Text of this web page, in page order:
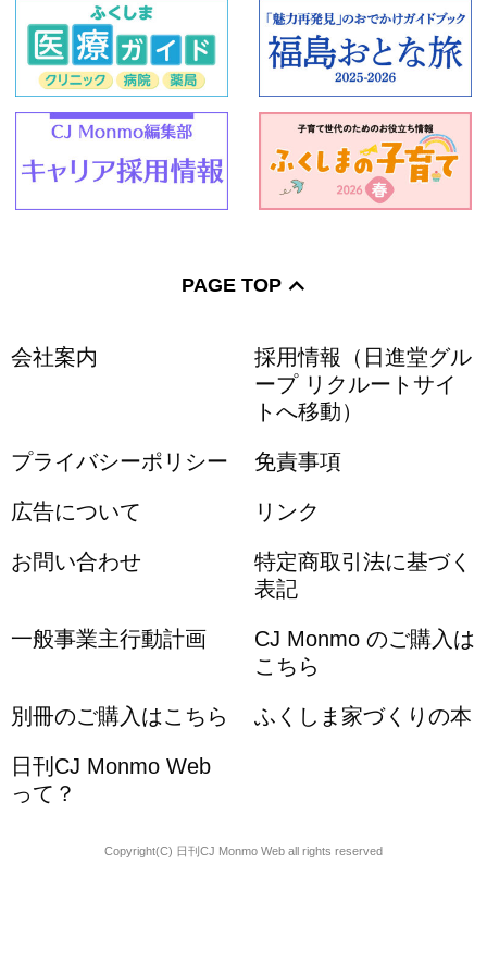
PAGE TOP
会社案内
採用情報（日進堂グル
ープ リクルートサイ
トへ移動）
プライバシーポリシー 免責事項
広告について リンク
お問い合わせ
特定商取引法に基づく
表記
一般事業主行動計画
CJ Monmo のご購入は
こちら
別冊のご購入はこちら ふくしま家づくりの本
日刊CJ Monmo Web
って？
Copyright(C) 日刊CJ Monmo Web all rights reserved